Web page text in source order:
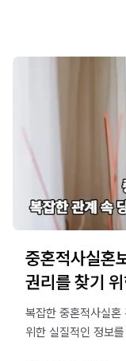
중혼적사실혼
권리를 찾기
복잡한 중혼적사실혼
위한 실질적인 정보